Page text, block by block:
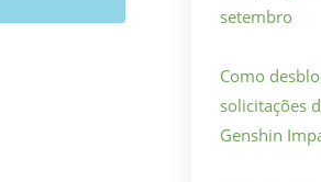
setembro
Como
solicitações
Genshin